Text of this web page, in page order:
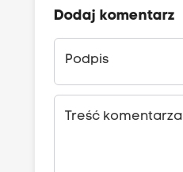
Dodaj komentarz
Podpis
Treść komentarza